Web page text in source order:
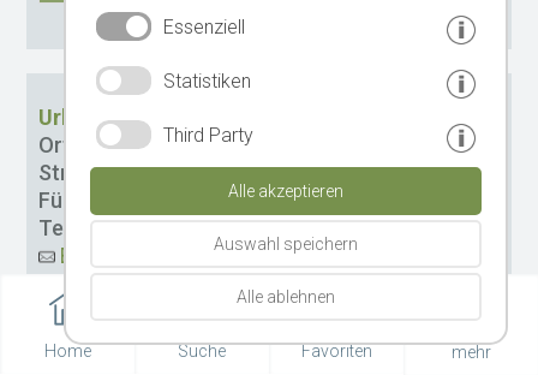
CIN: IT021038B5ZWXP6RPV
Urlaub auf dem Bauernhof Riesguter
Ort:
Algund
Straße:Oberplars 24
Führung:
Waibl Markus
Tel.
Email
Google Maps merken
Home Suche Favoriten mehr
Schaltflächen entscheiden Sie selbst, welche
Cookies zum Einsatz kommen.
speichern" oder "Auswahl ablehnen" erklären
Cookies erlauben.
Ihre Einwilligung können Sie jederzeit
widerrufen.
Essenziell
Statistiken
Third Party
Alle akzeptieren
Auswahl speichern
Alle ablehnen